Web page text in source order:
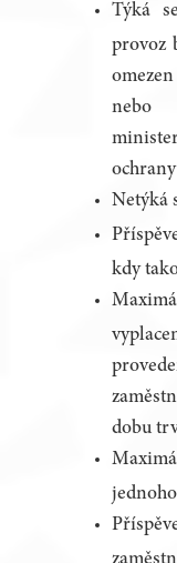
Týká
provoz
nebo
Netýká
kdy
dobu